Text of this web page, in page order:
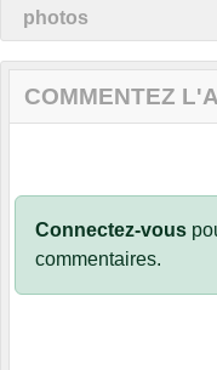
photos
COMMENTEZ
Connectez-vous
commentaires.